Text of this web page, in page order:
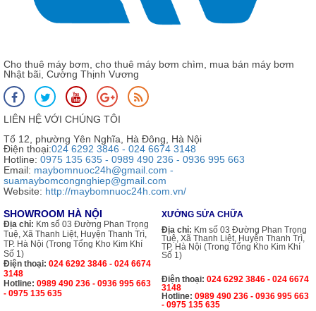
Cho thuê máy bơm, cho thuê máy bơm chìm, mua bán máy bơm
Nhật bãi, Cường Thịnh Vương
LIÊN HỆ VỚI CHÚNG TÔI
Tổ 12, phường Yên Nghĩa, Hà Đông, Hà Nội
Điện thoại:024 6292 3846 - 024 6674 3148
Hotline: 0975 135 635 - 0989 490 236 - 0936 995 663
Email: maybomnuoc24h@gmail.com -
suamaybomcongnghiep@gmail.com
Website: http://maybomnuoc24h.com.vn/
SHOWROOM HÀ NỘI
Địa chỉ: Km số 03 Đường Phan Trọng
Tuệ, Xã Thanh Liệt, Huyện Thanh Trì,
TP. Hà Nội (Trong Tổng Kho Kim Khí
Số 1)
Điện thoại: 024 6292 3846 - 024 6674
3148
Hotline: 0989 490 236 - 0936 995 663
- 0975 135 635
XƯỞNG SỬA CHỮA
Địa chỉ: Km số 03 Đường Phan Trọng
Tuệ, Xã Thanh Liệt, Huyện Thanh Trì,
TP. Hà Nội (Trong Tổng Kho Kim Khí
Số 1)
Điện thoại: 024 6292 3846 - 024 6674
3148
Hotline: 0989 490 236 - 0936 995 663
- 0975 135 635